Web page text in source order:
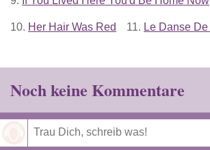
10. Her Hair Was Red 11. Le Danse
Noch keine Kommentare